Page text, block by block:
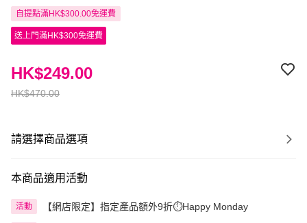
自提點滿HK$300.00免運費
送上門滿HK$300免運費
HK$470.00
HK$249.00
請選擇商品選項
本商品適用活動
活動 【網店限定】指定產品額外9折⏱️Happy Monday